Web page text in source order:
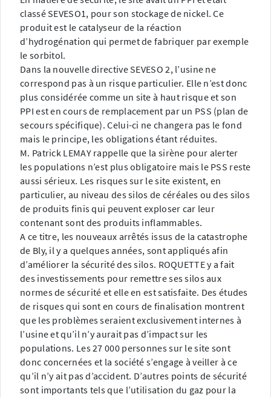
classé SEVESO1, pour son stockage de nickel. Ce
produit est le catalyseur de la réaction
d’hydrogénation qui permet de fabriquer par exemple
le sorbitol.
Dans la nouvelle directive SEVESO 2, l’usine ne
correspond pas à un risque particulier. Elle n’est donc
plus considérée comme un site à haut risque et son
PPI est en cours de remplacement par un PSS (plan de
secours spécifique). Celui-ci ne changera pas le fond
mais le principe, les obligations étant réduites.
M. Patrick LEMAY rappelle que la sirène pour alerter
les populations n’est plus obligatoire mais le PSS reste
aussi sérieux. Les risques sur le site existent, en
particulier, au niveau des silos de céréales ou des silos
de produits finis qui peuvent exploser car leur
contenant sont des produits inflammables.
A ce titre, les nouveaux arrêtés issus de la catastrophe
de Bly, il y a quelques années, sont appliqués afin
d’améliorer la sécurité des silos. ROQUETTE y a fait
des investissements pour remettre ses silos aux
normes de sécurité et elle en est satisfaite. Des études
de risques qui sont en cours de finalisation montrent
que les problèmes seraient exclusivement internes à
l’usine et qu’il n’y aurait pas d’impact sur les
populations. Les 27 000 personnes sur le site sont
donc concernées et la société s’engage à veiller à ce
qu’il n’y ait pas d’accident. D’autres points de sécurité
sont importants tels que l’utilisation du gaz pour la